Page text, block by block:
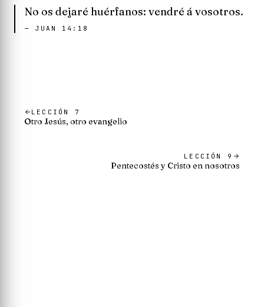
No os dejaré huérfanos: vendré á vosotros.
— JUAN 14:18
LECCIÓN 7
Otro Jesús, otro evangelio
LECCIÓN 9
Pentecostés y Cristo en nosotros